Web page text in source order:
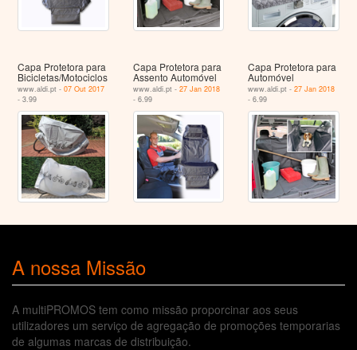
Capa Protetora para
Bicicletas/Motociclos
www.aldi.pt -07 Out 2017
- 3.99
Capa Protetora para
Assento Automóvel
www.aldi.pt - 27 Jan 2018
- 6.99
Capa Protetora para
Automóvel
www.aldi.pt -27 Jan 2018
- 6.99
A nossa Missão
A multiPROMOS tem como missão proporcinar aos seus
utilizadores um serviço de agregação de promoções temporarias
de algumas marcas de distribuição.